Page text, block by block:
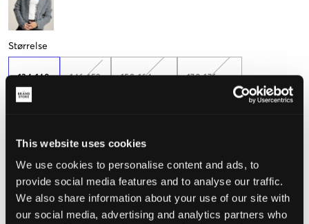
This website uses cookies
We use cookies to personalise content and ads, to
provide social media features and to analyse our traffic.
We also share information about your use of our site with
our social media, advertising and analytics partners who
Størrelse
134-140
Kun
146-152 158-164 cm 170-176 cm
Opplevd størrelse
Liten Riktig
STØRRELSESTABELL